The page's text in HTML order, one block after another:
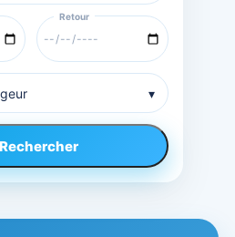
▾
Rechercher